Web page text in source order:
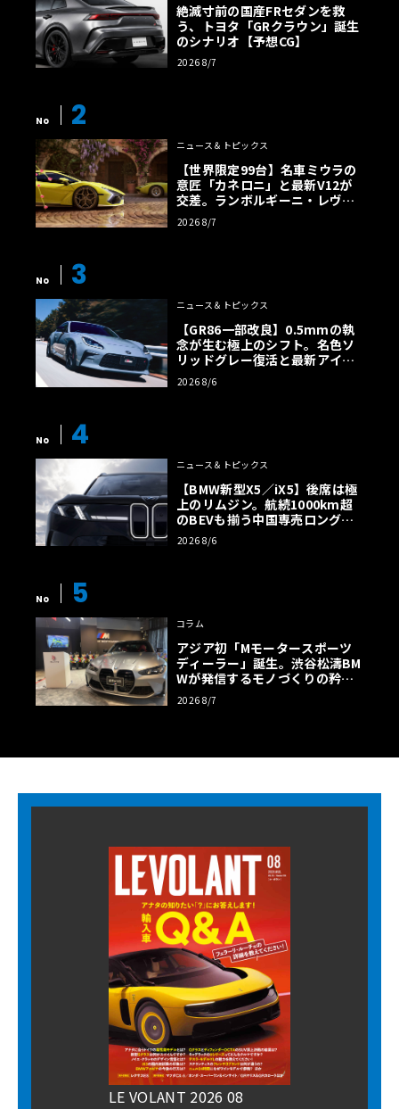
絶滅寸前の国産FRセダンを救
う、トヨタ「GRクラウン」誕生
のシナリオ【予想CG】
2026 8/7
No 2
ニュース＆トピックス
【世界限定99台】名車ミウラの
意匠「カネロニ」と最新V12が
交差。ランボルギーニ・レヴエ
ルトに60周年記念車が登場
2026 8/7
No 3
ニュース＆トピックス
【GR86一部改良】0.5mmの執
念が生む極上のシフト。名色ソ
リッドグレー復活と最新アイサ
イトでFRの極みへ
2026 8/6
No 4
ニュース＆トピックス
【BMW新型X5／iX5】後席は極
上のリムジン。航続1000km超
のBEVも揃う中国専売ロング仕
様の全貌
2026 8/6
No 5
コラム
アジア初「Mモータースポーツ
ディーラー」誕生。渋谷松濤BM
Wが発信するモノづくりの矜持
【木下隆之コラム】
2026 8/7
LE VOLANT 2026 08